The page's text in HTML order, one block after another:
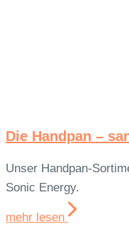
Die Handpan –
Unser Handpan-
Sonic Energy.
mehr lesen